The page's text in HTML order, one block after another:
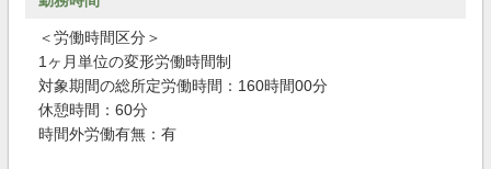
＜労働時間区分＞
1ヶ月単位の変形労働時間制
対象期間の総所定労働時間：160時間00分
休憩時間：60分
時間外労働有無：有